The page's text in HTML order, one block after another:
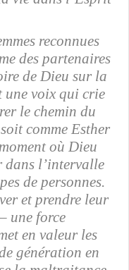
reconnues
des partenaires
de Dieu sur la
une voix qui crie
le chemin du
comme Esther
où Dieu
dans l’intervalle
de personnes.
et prendre leur
une force
en valeur les
génération en